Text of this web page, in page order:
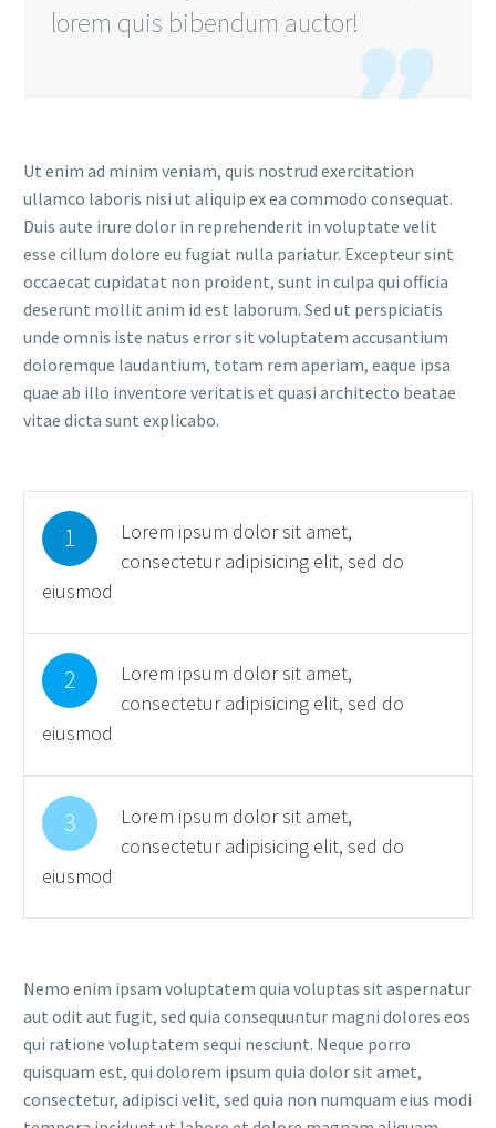
lorem quis bibendum auctor!

Ut enim ad minim veniam, quis nostrud exercitation
ullamco laboris nisi ut aliquip ex ea commodo consequat.
Duis aute irure dolor in reprehenderit in voluptate velit
esse cillum dolore eu fugiat nulla pariatur. Excepteur sint
occaecat cupidatat non proident, sunt in culpa qui officia
deserunt mollit anim id est laborum. Sed ut perspiciatis
unde omnis iste natus error sit voluptatem accusantium
doloremque laudantium, totam rem aperiam, eaque ipsa
quae ab illo inventore veritatis et quasi architecto beatae
vitae dicta sunt explicabo.
1
Lorem ipsum dolor sit amet,
consectetur adipisicing elit, sed do
eiusmod
2
Lorem ipsum dolor sit amet,
consectetur adipisicing elit, sed do
eiusmod
3
Lorem ipsum dolor sit amet,
consectetur adipisicing elit, sed do
eiusmod
Nemo enim ipsam voluptatem quia voluptas sit aspernatur
aut odit aut fugit, sed quia consequuntur magni dolores eos
qui ratione voluptatem sequi nesciunt. Neque porro
quisquam est, qui dolorem ipsum quia dolor sit amet,
consectetur, adipisci velit, sed quia non numquam eius modi